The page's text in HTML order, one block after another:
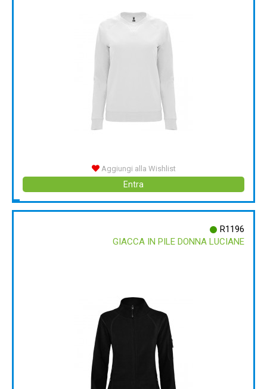
Aggiungi alla Wishlist
Entra
R1196
GIACCA IN PILE DONNA LUCIANE